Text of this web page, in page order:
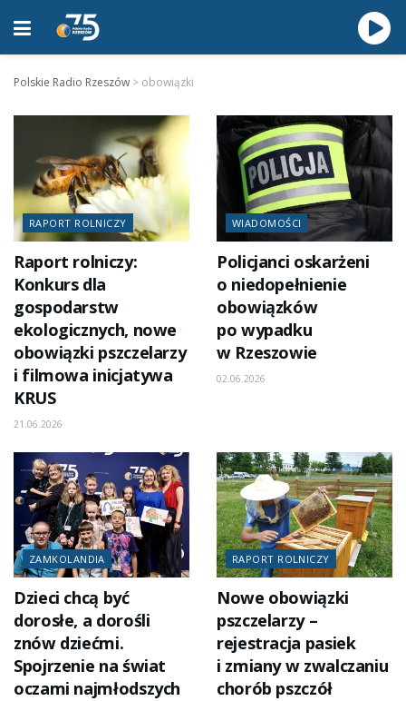
Polskie Radio Rzeszów > obowiązki
RAPORT ROLNICZY
Raport rolniczy:
Konkurs dla
gospodarstw
ekologicznych, nowe
obowiązki pszczelarzy
i filmowa inicjatywa
KRUS
21.06.2026
WIADOMOŚCI
Policjanci oskarżeni
o niedopełnienie
obowiązków
po wypadku
w Rzeszowie
02.06.2026
ZAMKOLANDIA
Dzieci chcą być
dorosłe, a dorośli
znów dziećmi.
Spojrzenie na świat
oczami najmłodszych
RAPORT ROLNICZY
Nowe obowiązki
pszczelarzy –
rejestracja pasiek
i zmiany w zwalczaniu
chorób pszczół